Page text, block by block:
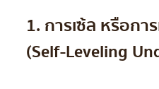
1. การเซ้ล หรือกา
(Self-Leveling